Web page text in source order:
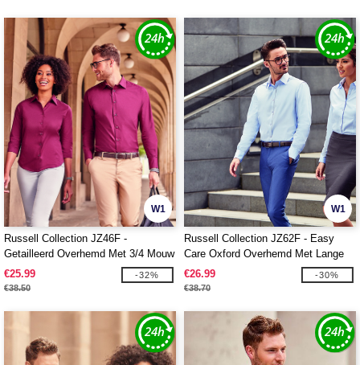
W1
Russell Collection JZ46F -
Getailleerd Overhemd Met 3/4 Mouw
€25.99
€38.50
-32%
W1
Russell Collection JZ62F - Easy
Care Oxford Overhemd Met Lange
Mouw
€26.99
€38.70
-30%